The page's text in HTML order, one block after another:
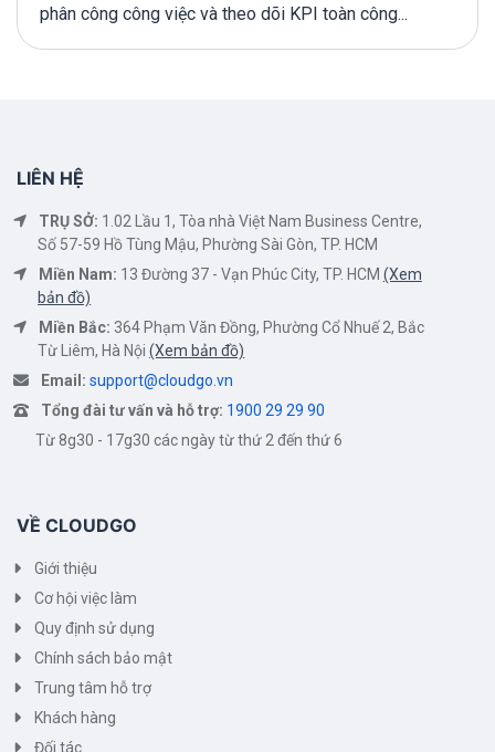
phân công công việc và theo dõi KPI toàn công...
LIÊN HỆ
TRỤ SỞ: 1.02 Lầu 1, Tòa nhà Việt Nam Business Centre,
Số 57-59 Hồ Tùng Mậu, Phường Sài Gòn, TP. HCM
Miền Nam: 13 Đường 37 - Vạn Phúc City, TP. HCM (Xem
bản đồ)
Miền Bắc: 364 Phạm Văn Đồng, Phường Cổ Nhuế 2, Bắc
Từ Liêm, Hà Nội(Xem bản đồ)
Email: support@cloudgo.vn
Tổng đài tư vấn và hỗ trợ: 1900 29 29 90
Từ 8g30 - 17g30 các ngày từ thứ 2 đến thứ 6
VỀ CLOUDGO
Giới thiệu
Cơ hội việc làm
Quy định sử dụng
Chính sách bảo mật
Trung tâm hỗ trợ
Khách hàng
Đối tác